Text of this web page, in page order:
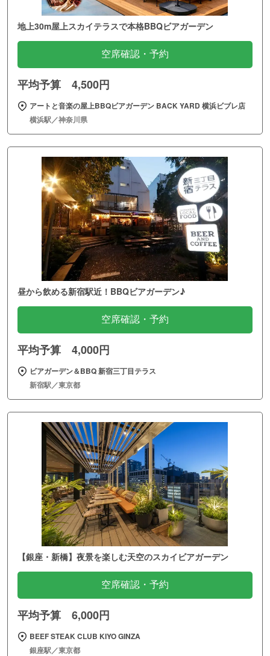
地上30m屋上スカイテラスで本格BBQビアガーデン
空席確認・予約
平均予算 4,500円
アートと音楽の屋上BBQビアガーデン BACK YARD 横浜ビブレ店
横浜駅／神奈川県
昼から飲める新宿駅近！BBQビアガーデン♪
空席確認・予約
平均予算 4,000円
ビアガーデン＆BBQ 新宿三丁目テラス
新宿駅／東京都
【銀座・新橋】夜景を楽しむ天空のスカイビアガーデン
空席確認・予約
平均予算 6,000円
BEEF STEAK CLUB KIYO GINZA
銀座駅／東京都